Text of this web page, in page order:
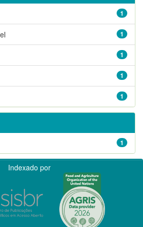
1
1
1
1
1
1
Indexado por